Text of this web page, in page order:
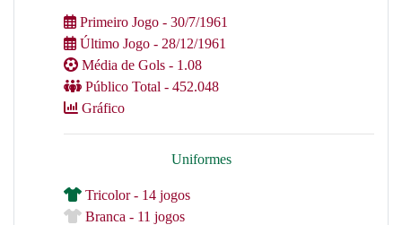
Primeiro Jogo - 30/7/1961
Último Jogo - 28/12/1961
Média de Gols - 1.08
Público Total - 452.048
Gráfico
Uniformes
Tricolor - 14 jogos
Branca - 11 jogos